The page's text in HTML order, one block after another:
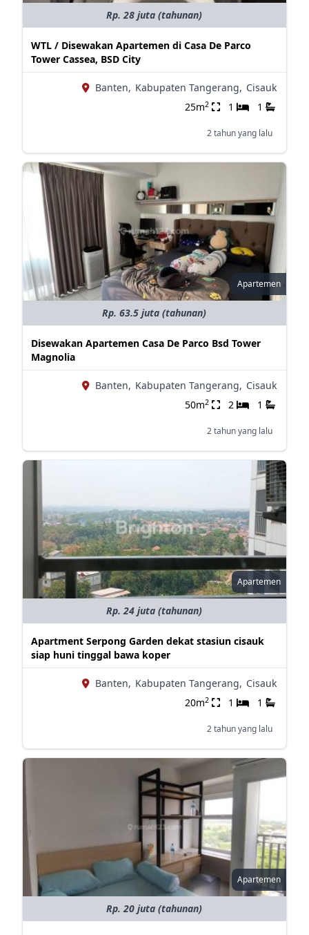
Rp. 28 juta (tahunan)
WTL / Disewakan Apartemen di Casa De Parco
Tower Cassea, BSD City
Banten, Kabupaten Tangerang, Cisauk
25m2 1 1
2 tahun yang lalu
Apartemen
Rp. 63.5 juta (tahunan)
Disewakan Apartemen Casa De Parco Bsd Tower
Magnolia
Banten, Kabupaten Tangerang, Cisauk
50m2 2 1
2 tahun yang lalu
Apartemen
Rp. 24 juta (tahunan)
Apartment Serpong Garden dekat stasiun cisauk
siap huni tinggal bawa koper
Banten, Kabupaten Tangerang, Cisauk
20m2 1 1
2 tahun yang lalu
Apartemen
Rp. 20 juta (tahunan)